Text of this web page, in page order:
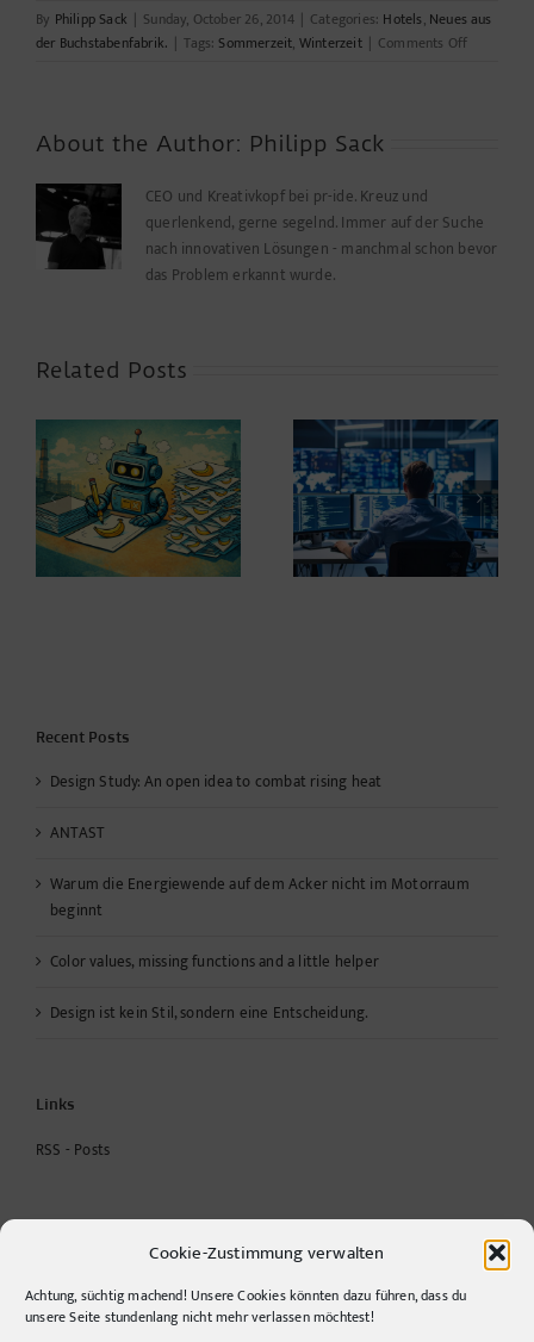
Cookie-Zustimmung verwalten
Achtung, süchtig machend! Unsere Cookies könnten dazu führen, dass du
unsere Seite stundenlang nicht mehr verlassen möchtest!
By Philipp Sack | Sunday, October 26, 2014 | Categories: Hotels, Neues aus
der Buchstabenfabrik. | Tags:Sommerzeit, Winterzeit | Comments Offon
About the Author: Philipp Sack
CEO und Kreativkopf bei pr-ide. Kreuz und
querlenkend, gerne segelnd. Immer auf der Suche
nach innovativen Lösungen - manchmal schon bevor
das Problem erkannt wurde.
Related Posts
Your Login, Your
Style
Berlin in Schock:
Sperrung des
gesamten
Fernsehturm-Areals
wegen statischer
Mängel!*
Recent Posts
Design Study: An open idea to combat rising heat
ANTAST
Warum die Energiewende auf dem Acker nicht im Motorraum
beginnt
Color values, missing functions and a little helper
Design ist kein Stil, sondern eine Entscheidung.
Links
RSS - Posts